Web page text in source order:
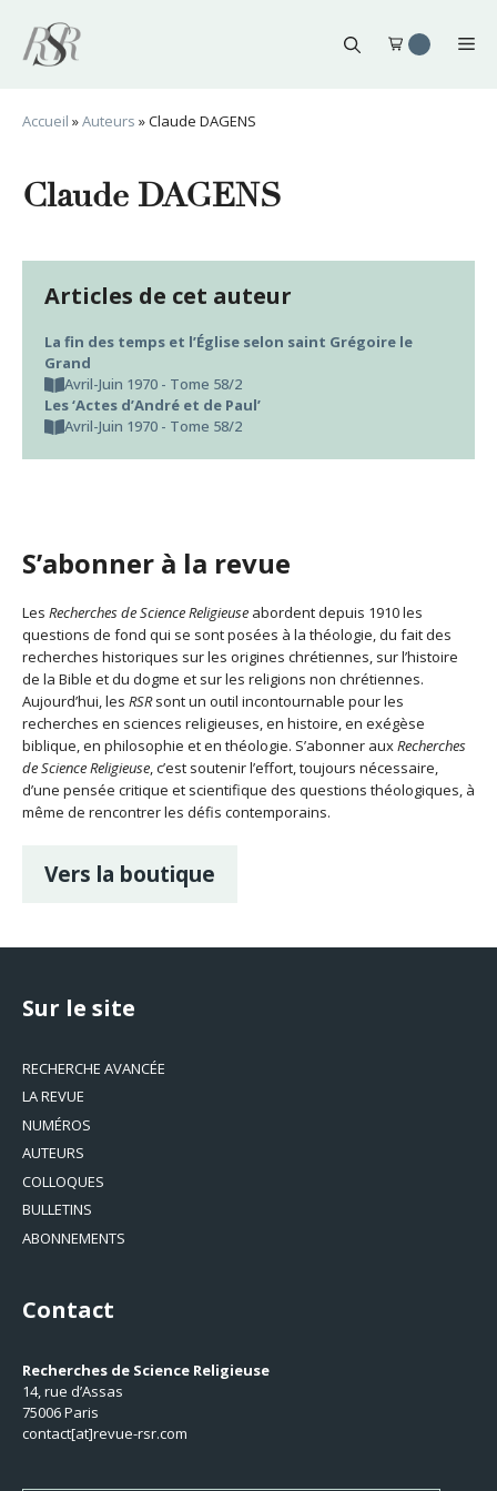
contenu
Accueil »Auteurs »Claude DAGENS
Claude DAGENS
Articles de cet auteur
La fin des temps et l’Église selon saint Grégoire le
Grand
Avril-Juin 1970 - Tome 58/2
Les ‘Actes d’André et de Paul’
Avril-Juin 1970 - Tome 58/2
S’abonner à la revue
Les Recherches de Science Religieuse abordent depuis 1910 les
questions de fond qui se sont posées à la théologie, du fait des
recherches historiques sur les origines chrétiennes, sur l’histoire
de la Bible et du dogme et sur les religions non chrétiennes.
Aujourd’hui, les RSRsont un outil incontournable pour les
recherches en sciences religieuses, en histoire, en exégèse
biblique, en philosophie et en théologie. S’abonner auxRecherches
de Science Religieuse, c’est soutenir l’effort, toujours nécessaire,
d’une pensée critique et scientifique des questions théologiques, à
même de rencontrer les défis contemporains.
Vers la boutique
Sur le site
RECHERCHE AVANCÉE
LA REVUE
NUMÉROS
AUTEURS
COLLOQUES
BULLETINS
ABONNEMENTS
Contact
Recherches de Science Religieuse
14, rue d’Assas
75006 Paris
contact[at]revue-rsr.com